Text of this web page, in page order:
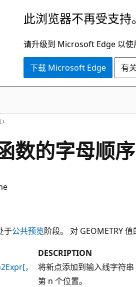
此浏览器不再受支持。
请升级到 Microsoft Edge 以使
下载 Microsoft Edge 有
数的字母顺
于公共预览阶段。 对 GEOMETRY
DESCRIPTION
，
将新点添加到输入线字符串
第 n 个位置。